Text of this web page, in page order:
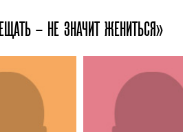
– НЕ ЗНАЧИТ ЖЕНИТЬСЯ»